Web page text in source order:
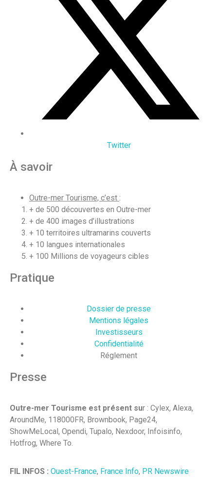
Twitter
À savoir
Outre-mer Tourisme, c’est :
+ de 500 découvertes en Outre-mer
+ de 400 images d’illustrations
+ 10 territoires ultramarins couverts
+ 10 langues internationales
+ 100 Millions de voyageurs cibles
Pratique
Dossier de presse
Mentions légales
Investisseurs
Confidentialité
Réglement
Presse
Outre-mer Tourisme est présent sur : Cylex, Alexa,
AroundMe, 118000FR, Brownbook, Page24,
ShowMeLocal, Opendi, Tupalo, Nexdoor, Infoisinfo,
Hotfrog, Where To.
FIL INFOS : Ouest-France, France Info, PR Newswire